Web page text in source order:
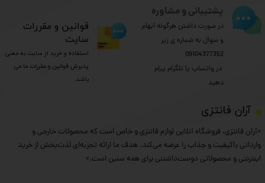
​آران فانتزی
«آران فانتزی، فروشگاه آنلاین لوازم فانتزی و خاص است که محصولات خارجی و
وارداتی باکیفیت و جذاب را عرضه می‌کند. هدف ما ارائه تجربه‌ای لذت‌بخش از خرید
اینترنتی و محصولاتی دوست‌داشتنی برای همه سنین است.»
پشتیبانی و مشاوره
در صورت داشتن هرگونه ابهام
و سوال به شماره ی زیر
09104377352
​​​​​​​ در واتساپ یا تلگرام پیام
دهید
​قوانین و مقررات
سایت
استفاده و خرید از سایت به معنی
پذیرش قوانین و مقررات ما می
باشد.